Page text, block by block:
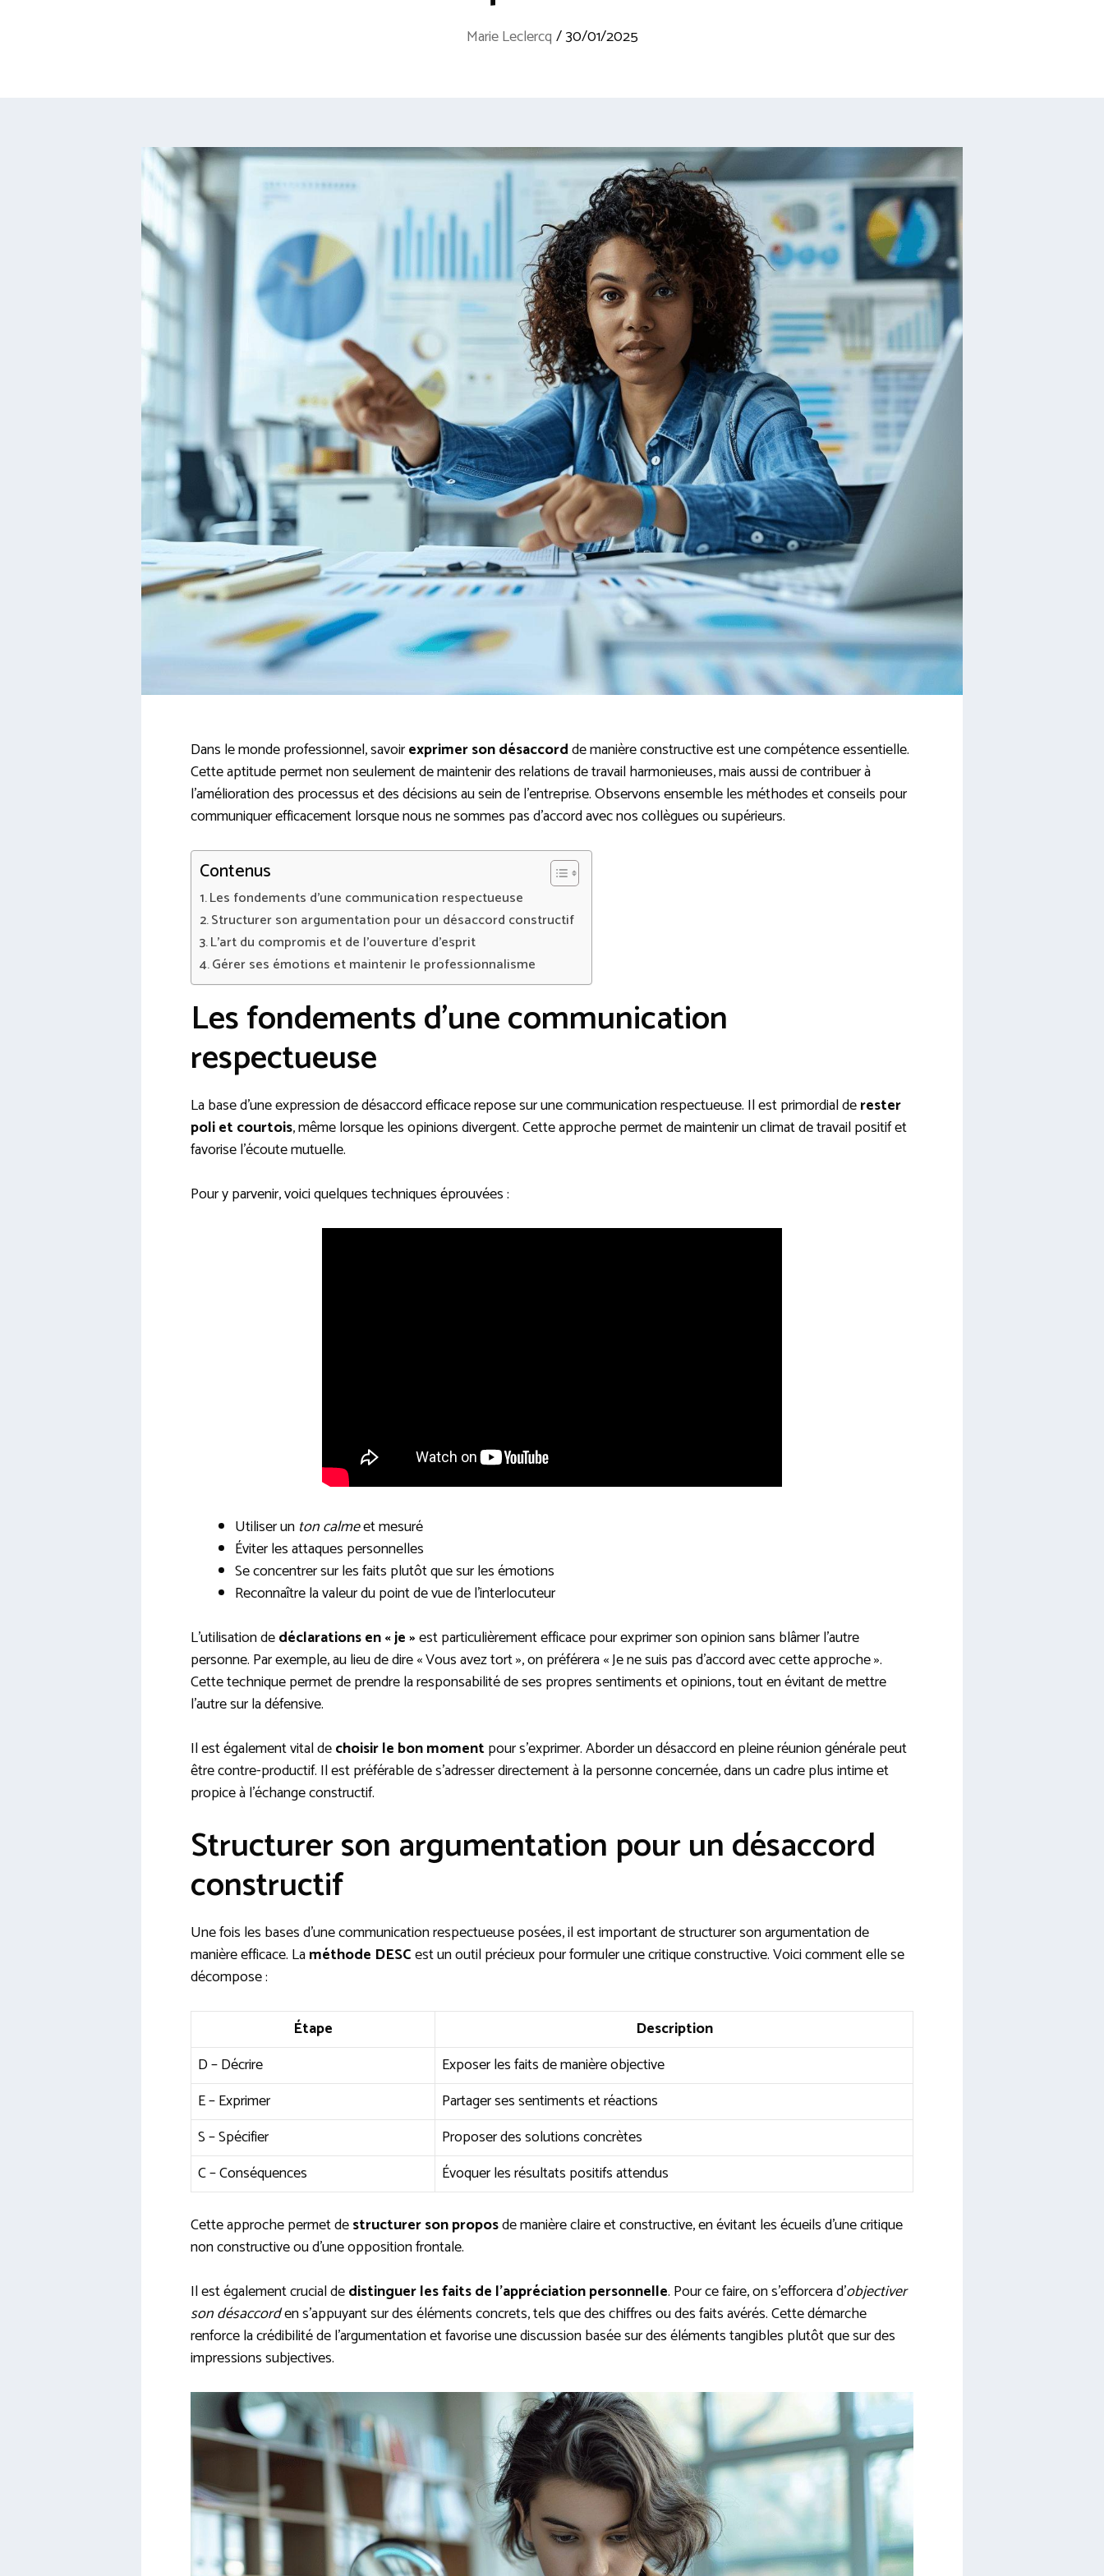
Marie Leclercq /30/01/2025
Dans le monde professionnel, savoirexprimer son désaccordde manière constructive est une compétence essentielle.
Cette aptitude permet non seulement de maintenir des relations de travail harmonieuses, mais aussi de contribuer à
l’amélioration des processus et des décisions au sein de l’entreprise. Observons ensemble les méthodes et conseils pour
communiquer efficacement lorsque nous ne sommes pas d’accord avec nos collègues ou supérieurs.
Contenus
Les fondements d’une communication respectueuse
Structurer son argumentation pour un désaccord constructif
L’art du compromis et de l’ouverture d’esprit
Gérer ses émotions et maintenir le professionnalisme
Les fondements d’une communication
respectueuse
La base d’une expression de désaccord efficace repose sur une communication respectueuse. Il est primordial derester
poli et courtois, même lorsque les opinions divergent. Cette approche permet de maintenir un climat de travail positif et
favorise l’écoute mutuelle.
Pour y parvenir, voici quelques techniques éprouvées :
Utiliser un ton calmeet mesuré
Éviter les attaques personnelles
Se concentrer sur les faits plutôt que sur les émotions
Reconnaître la valeur du point de vue de l’interlocuteur
L’utilisation dedéclarations en « je »est particulièrement efficace pour exprimer son opinion sans blâmer l’autre
personne. Par exemple, au lieu de dire « Vous avez tort », on préférera « Je ne suis pas d’accord avec cette approche ».
Cette technique permet de prendre la responsabilité de ses propres sentiments et opinions, tout en évitant de mettre
l’autre sur la défensive.
Il est également vital dechoisir le bon momentpour s’exprimer. Aborder un désaccord en pleine réunion générale peut
être contre-productif. Il est préférable de s’adresser directement à la personne concernée, dans un cadre plus intime et
propice à l’échange constructif.
Structurer son argumentation pour un désaccord
constructif
Une fois les bases d’une communication respectueuse posées, il est important de structurer son argumentation de
manière efficace. Laméthode DESCest un outil précieux pour formuler une critique constructive. Voici comment elle se
décompose :
Étape
Description
D – Décrire
Exposer les faits de manière objective
E – Exprimer
Partager ses sentiments et réactions
S – Spécifier
Proposer des solutions concrètes
C – Conséquences
Évoquer les résultats positifs attendus
Cette approche permet destructurer son proposde manière claire et constructive, en évitant les écueils d’une critique
non constructive ou d’une opposition frontale.
Il est également crucial dedistinguer les faits de l’appréciation personnelle. Pour ce faire, on s’efforcera d’objectiver
son désaccorden s’appuyant sur des éléments concrets, tels que des chiffres ou des faits avérés. Cette démarche
renforce la crédibilité de l’argumentation et favorise une discussion basée sur des éléments tangibles plutôt que sur des
impressions subjectives.